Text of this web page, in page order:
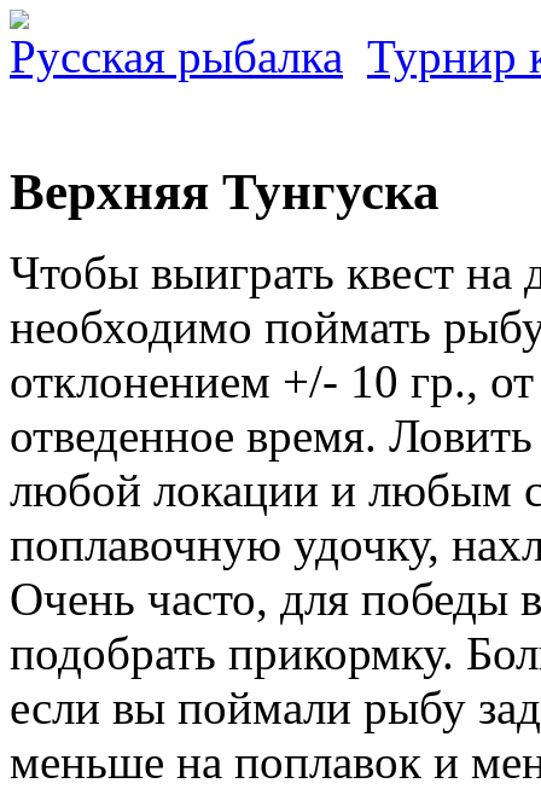
Русская рыбалка Турнир
Верхняя Тунгуска
Чтобы выиграть квест на
необходимо поймать
отклонением +/- 10 гр., от
отведенное время.
любой локации и любым
поплавочную удочку,
Очень часто, для победы
подобрать прикормку.
если вы поймали рыбу
меньше на поплавок и